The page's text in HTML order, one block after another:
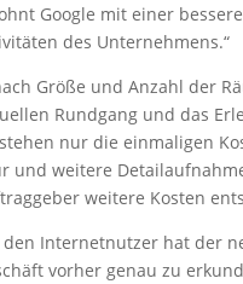
Google mit einer
des Unternehmens.“
Größe und Anzahl der
Rundgang und das
nur die einmaligen
und weitere
weitere Kosten
den Internetnutzer hat der
vorher genau zu